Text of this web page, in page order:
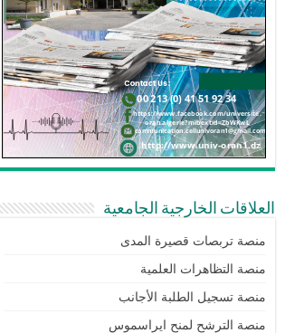
العلاقات الخارجية الجامعية
منصة تربصات قصيرة المدى
منصة التظاهرات العلمية
منصة تسجيل الطلبة الأجانب
منصة الترشح لمنح ايراسموس